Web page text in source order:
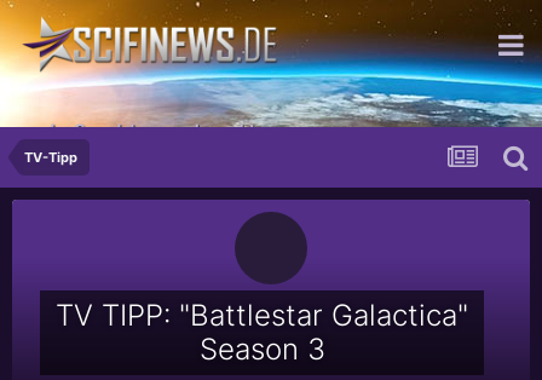
...der Grund den man braucht
TV-Tipp
TV TIPP: "Battlestar Galactica"
Season 3